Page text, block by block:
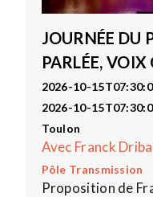
JOURNÉE DU
PARLÉE, VOIX
2026-10-
2026-10-
Toulon
Avec Franck
Pôle Transmission
Proposition de